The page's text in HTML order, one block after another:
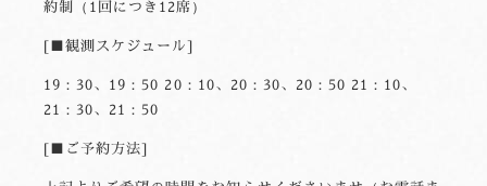
約制（1回につき12席）
■観測スケジュール
19：30、19：50 20：10、20：30、20：50 21：10、
21：30、21：50
■ご予約方法